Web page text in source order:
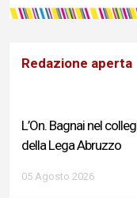
Redazione aperta
L’On. Bagnai nel
della Lega Abruzzo
05 Agosto 2026